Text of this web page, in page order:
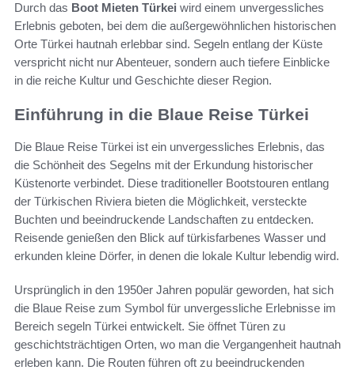
Durch das Boot Mieten Türkei wird einem unvergessliches
Erlebnis geboten, bei dem die außergewöhnlichen historischen
Orte Türkei hautnah erlebbar sind. Segeln entlang der Küste
verspricht nicht nur Abenteuer, sondern auch tiefere Einblicke
in die reiche Kultur und Geschichte dieser Region.
Einführung in die Blaue Reise Türkei
Die Blaue Reise Türkei ist ein unvergessliches Erlebnis, das
die Schönheit des Segelns mit der Erkundung historischer
Küstenorte verbindet. Diese traditioneller Bootstouren entlang
der Türkischen Riviera bieten die Möglichkeit, versteckte
Buchten und beeindruckende Landschaften zu entdecken.
Reisende genießen den Blick auf türkisfarbenes Wasser und
erkunden kleine Dörfer, in denen die lokale Kultur lebendig wird.
Ursprünglich in den 1950er Jahren populär geworden, hat sich
die Blaue Reise zum Symbol für unvergessliche Erlebnisse im
Bereich segeln Türkei entwickelt. Sie öffnet Türen zu
geschichtsträchtigen Orten, wo man die Vergangenheit hautnah
erleben kann. Die Routen führen oft zu beeindruckenden